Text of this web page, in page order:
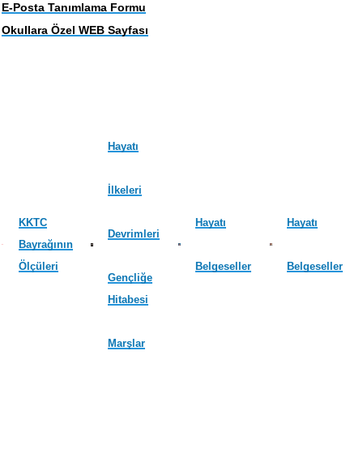
E-Posta Tanımlama Formu
Okullara Özel WEB Sayfası
KKTC
Bayrağının
Ölçüleri
Hayatı
İlkeleri
Devrimleri
Gençliğe
Hitabesi
Marşlar
Hayatı
Belgeseller
Hayatı
Belgeseller